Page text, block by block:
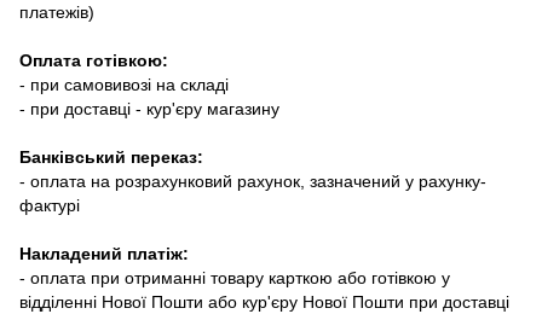
платежів)
Оплата готівкою:
- при самовивозі на складі
- при доставці - кур'єру магазину
Банківський переказ:
- оплата на розрахунковий рахунок, зазначений у рахунку-
фактурі
Накладений платіж:
- оплата при отриманні товару карткою або готівкою у
відділенні Нової Пошти або кур'єру Нової Пошти при доставці